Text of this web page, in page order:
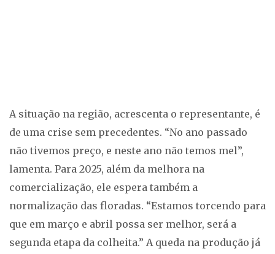
A situação na região, acrescenta o representante, é
de uma crise sem precedentes. “No ano passado
não tivemos preço, e neste ano não temos mel”,
lamenta. Para 2025, além da melhora na
comercialização, ele espera também a
normalização das floradas. “Estamos torcendo para
que em março e abril possa ser melhor, será a
segunda etapa da colheita.” A queda na produção já